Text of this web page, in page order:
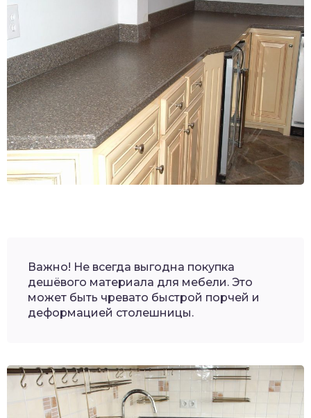
Важно! Не всегда выгодна покупка
дешёвого материала для мебели. Это
может быть чревато быстрой порчей и
деформацией столешницы.